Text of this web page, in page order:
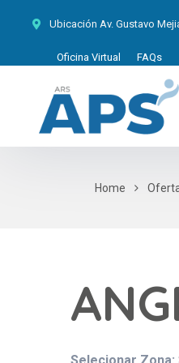
Ubicación Av. Gustavo
Oficina Virtual FAQs
Home